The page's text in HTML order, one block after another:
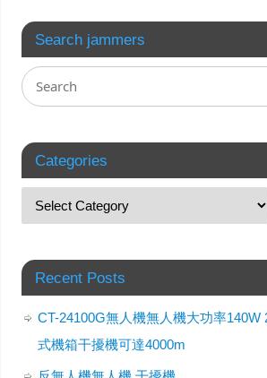
Search jammers
Categories
Recent Posts
CT-24100G無人機無人機大功率140W
式機箱干擾機可達4000m